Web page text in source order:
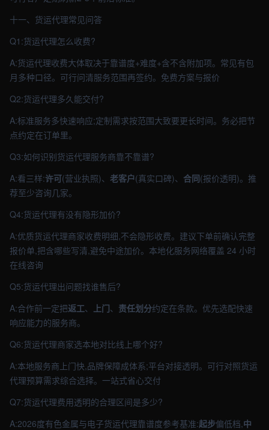
十一、货运代理常见问答
Q1:货运代理怎么收费?
A:货运代理收费大体取决于靠谱度+难度+含不含附加项。常见有包
月多种口径。可行问清服务范围再签约。免费方案与报价
Q2:货运代理多久能交付?
A:标准服务多快速响应;定制需求按范围大致要更长时间。务必把节
点约定在订单里。
Q3:如何识别货运代理服务商靠不靠谱?
A:看三样:许可(营业执照)、 老客户(真实口碑)、 合同(报价透明)。推
荐至少咨询几家。
Q4:货运代理有没有隐形加价?
A:优质货运代理商家收费明细,不会隐形收费。建议下单前确认完整
报价单,把含哪些写清,避免中途加价。本地化服务网络覆盖 24 小时
在线咨询
Q5:货运代理出问题找谁售后?
A:合作前一定把返工、 上门、 责任划分约定在条款。优先选配快速
响应能力的服务商。
Q6:货运代理商家选本地对比线上哪个好?
A:本地服务商上门快,品牌保障成体系;平台对接透明。可行对照货运
代理预算需求综合选择。一站式省心交付
Q7:货运代理费用透明的合理区间是多少?
A:2026度有色金属与电子货运代理靠谱度参考基准:起步偏低档,中